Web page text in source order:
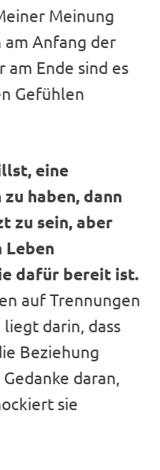
Meinung
am Anfang der
am Ende sind es
Gefühlen
eine
haben, dann
zu sein, aber
Leben
dafür bereit ist.
auf Trennungen
darin, dass
Beziehung
daran,
sie